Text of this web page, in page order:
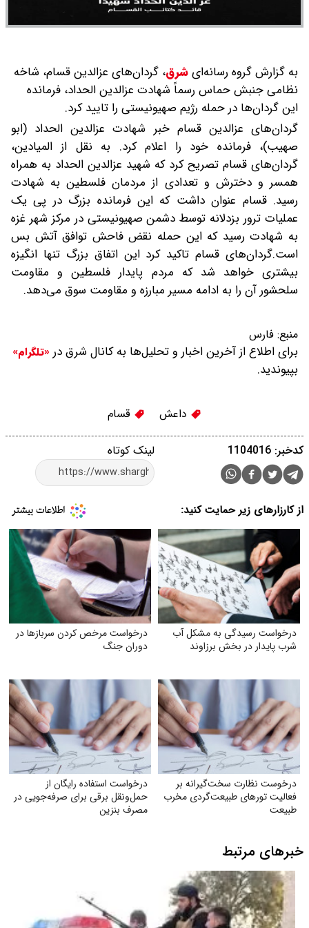
به گزارش گروه رسانه‌ایشرق، گردان‌های عزالدین قسام، شاخه
نظامی جنبش حماس رسماً شهادت عزالدین الحداد، فرمانده
این گردان‌ها در حمله رژیم صهیونیستی را تایید کرد.
گردان‌های عزالدین قسام خبر شهادت عزالدین الحداد (ابو
صهیب)، فرمانده خود را اعلام کرد. به نقل از المیادین،
گردان‌های قسام تصریح کرد که شهید عزالدین الحداد به همراه
همسر و دخترش و تعدادی از مردمان فلسطین به شهادت
رسید. قسام عنوان داشت که این فرمانده بزرگ در پی یک
عملیات ترور بزدلانه توسط دشمن صهیونیستی در مرکز شهر غزه
به شهادت رسید که این حمله نقض فاحش توافق آتش بس
است.گردان‌های قسام تاکید کرد این اتفاق بزرگ تنها انگیزه
بیشتری خواهد شد که مردم پایدار فلسطین و مقاومت
سلحشور آن را به ادامه مسیر مبارزه و مقاومت سوق می‌دهد.
منبع: فارس
برای اطلاع از آخرین اخبار و تحلیل‌ها به کانال شرق در «تلگرام»
بپیوندید.
داعش قسام
لینک کوتاه کدخبر: 1104016
از کارزارهای زیر حمایت کنید:
درخواست رسیدگی به مشکل آب
شرب ‌پایدار در بخش برزاوند
درخواست مرخص کردن سربازها در
دوران جنگ
درخوست نظارت سخت‌گیرانه بر
فعالیت تورهای طبیعت‌گردی مخرب
طبیعت
درخواست استفاده رایگان از
حمل‌ونقل برقی برای صرفه‌جویی در
مصرف بنزین
خبرهای مرتبط